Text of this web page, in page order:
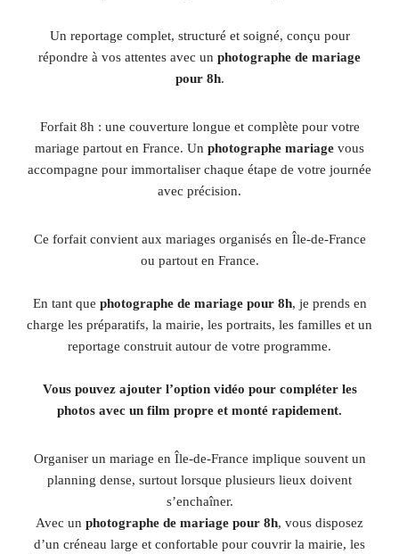
Un reportage complet, structuré et soigné, conçu pour
répondre à vos attentes avec un photographe de mariage
pour 8h.
Forfait 8h : une couverture longue et complète pour votre
mariage partout en France. Un photographe mariage vous
accompagne pour immortaliser chaque étape de votre journée
avec précision.
Ce forfait convient aux mariages organisés en Île-de-France
ou partout en France.
En tant que photographe de mariage pour 8h, je prends en
charge les préparatifs, la mairie, les portraits, les familles et un
reportage construit autour de votre programme.
Vous pouvez ajouter l’option vidéo pour compléter les
photos avec un film propre et monté rapidement.
Organiser un mariage en Île-de-France implique souvent un
planning dense, surtout lorsque plusieurs lieux doivent
s’enchaîner.
Avec un photographe de mariage pour 8h, vous disposez
d’un créneau large et confortable pour couvrir la mairie, les